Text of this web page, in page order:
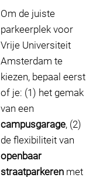
Om de juiste
parkeerplek voor
Vrije Universiteit
Amsterdam te
kiezen, bepaal eerst
of je: (1) het gemak
van een
campusgarage, (2)
de flexibiliteit van
openbaar
straatparkeren met